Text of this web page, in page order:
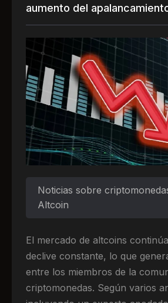
aumento del
Noticias sobre
Altcoin
El mercado de altcoins
declive constante, lo que
entre los miembros de la
criptomonedas. Según varios